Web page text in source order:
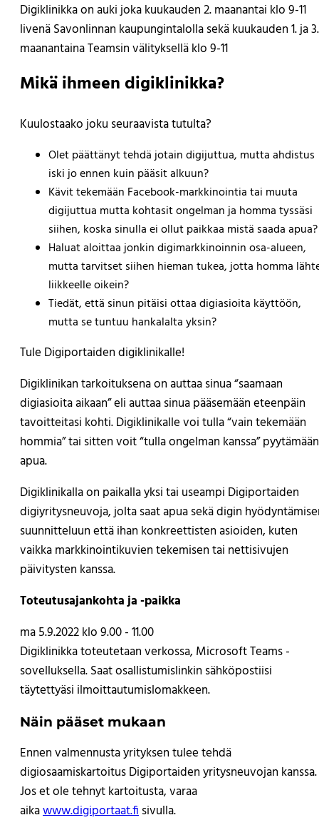
Digiklinikka on auki joka kuukauden 2. maanantai klo 9-11
livenä Savonlinnan kaupungintalolla sekä kuukauden 1. ja 3.
maanantaina Teamsin välityksellä klo 9-11
Mikä ihmeen digiklinikka?
Kuulostaako joku seuraavista tutulta?
Olet päättänyt tehdä jotain digijuttua, mutta ahdistus
iski jo ennen kuin pääsit alkuun?
Kävit tekemään Facebook-markkinointia tai muuta
digijuttua mutta kohtasit ongelman ja homma tyssäsi
siihen, koska sinulla ei ollut paikkaa mistä saada apua?
Haluat aloittaa jonkin digimarkkinoinnin osa-alueen,
mutta tarvitset siihen hieman tukea, jotta homma
liikkeelle oikein?
Tiedät, että sinun pitäisi ottaa digiasioita käyttöön,
mutta se tuntuu hankalalta yksin?
Tule Digiportaiden digiklinikalle!
Digiklinikan tarkoituksena on auttaa sinua “saamaan
digiasioita aikaan” eli auttaa sinua pääsemään eteenpäin
tavoitteitasi kohti. Digiklinikalle voi tulla “vain tekemään
hommia” tai sitten voit “tulla ongelman kanssa” pyytämään
apua.
Digiklinikalla on paikalla yksi tai useampi Digiportaiden
digiyritysneuvoja, jolta saat apua sekä digin
suunnitteluun että ihan konkreettisten asioiden, kuten
vaikka markkinointikuvien tekemisen tai nettisivujen
päivitysten kanssa.
Toteutusajankohta ja -paikka
ma 5.9.2022 klo 9.00 - 11.00
Digiklinikka toteutetaan verkossa, Microsoft Teams -
sovelluksella. Saat osallistumislinkin sähköpostiisi
täytettyäsi ilmoittautumislomakkeen.
Näin pääset mukaan
Ennen valmennusta yrityksen tulee tehdä
digiosaamiskartoitus Digiportaiden yritysneuvojan kanssa.
Jos et ole tehnyt kartoitusta, varaa
aikawww.digiportaat.fisivulla.